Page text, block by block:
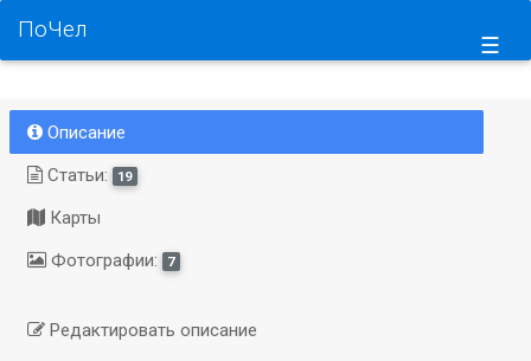
☰
ПоЧел
Описание
Статьи:
19
Карты
Фотографии:
7
Редактировать описание